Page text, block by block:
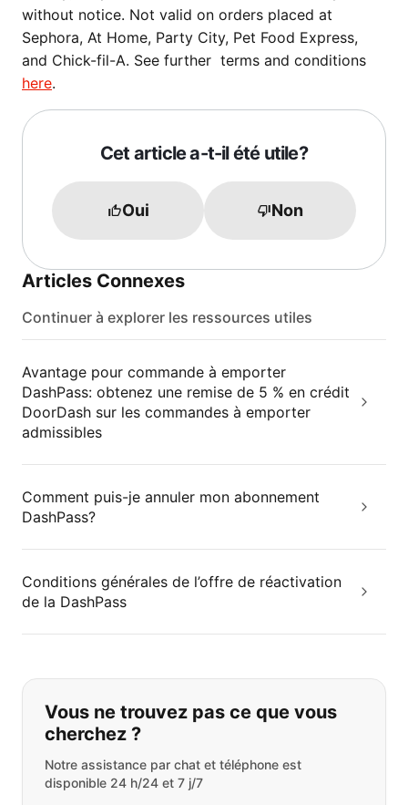
without notice. Not valid on orders placed at
Sephora, At Home, Party City, Pet Food Express,
and Chick-fil-A. See further terms and conditions
here.
Cet article a-t-il été utile?
Oui Non
Articles Connexes
Continuer à explorer les ressources utiles
Avantage pour commande à emporter
DashPass: obtenez une remise de 5 % en crédit
DoorDash sur les commandes à emporter
admissibles
Comment puis-je annuler mon abonnement
DashPass?
Conditions générales de l’offre de réactivation
de la DashPass
Si vous ne trouvez pas ce que vous
Vous ne trouvez pas ce que vous
cherchez ?
Notre assistance par chat et téléphone est
disponible 24 h/24 et 7 j/7